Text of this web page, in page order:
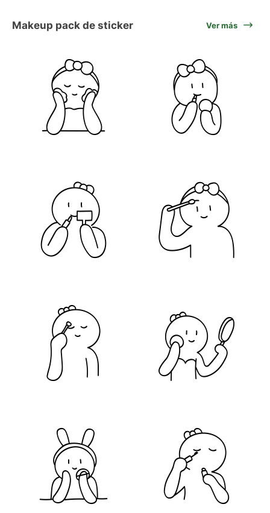
Makeup pack de sticker Ver más